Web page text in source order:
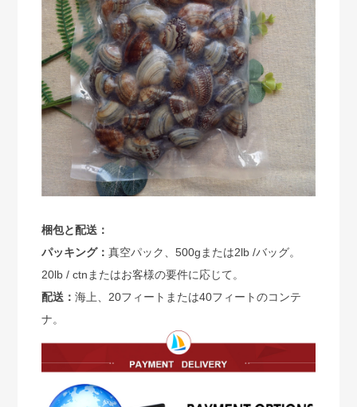
梱包と配送：
パッキング：真空パック、500gまたは2lb /バッグ。
20lb / ctnまたはお客様の要件に応じて。
配送：海上、20フィートまたは40フィートのコンテ
ナ。